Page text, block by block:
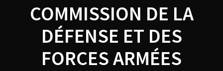
COMMISSION DE LA
DÉFENSE ET DES
FORCES ARMÉES